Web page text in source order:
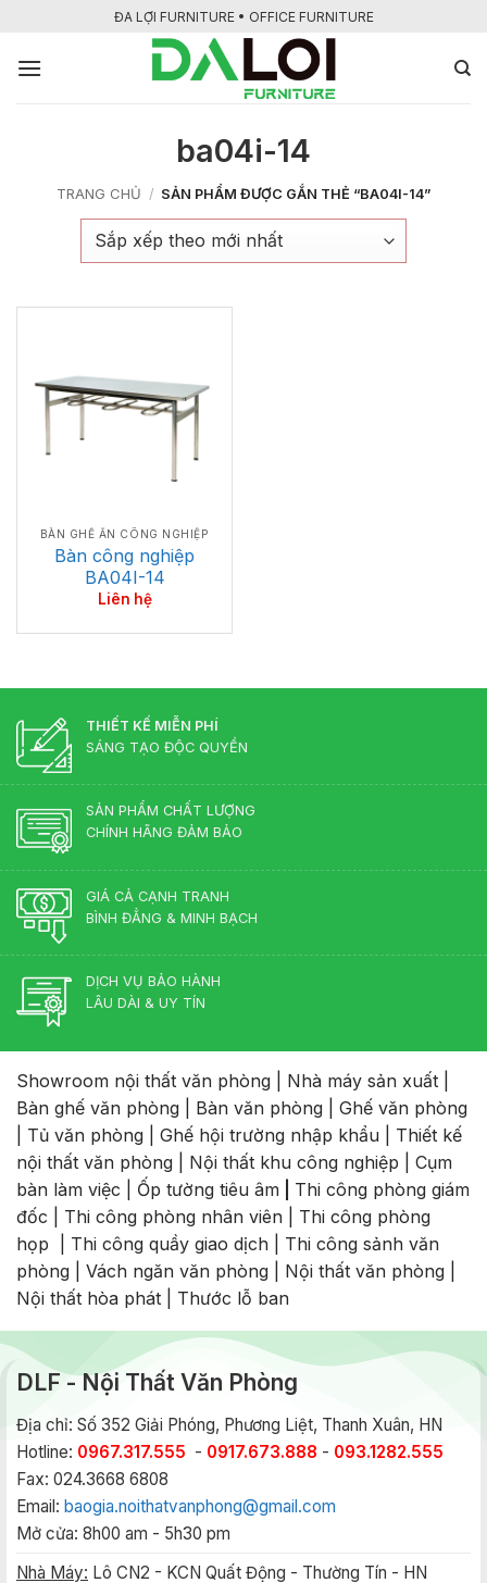
nội
ĐA LỢI FURNITURE • OFFICE FURNITURE
ba04i-14
TRANG CHỦ / SẢN PHẨM ĐƯỢC GẮN THẺ “BA04I-14”
BÀN GHẾ ĂN CÔNG NGHIỆP
Bàn công nghiệp
BA04I-14
Liên hệ
THIẾT KẾ MIỄN PHÍ
SÁNG TẠO ĐỘC QUYỀN
SẢN PHẨM CHẤT LƯỢNG
CHÍNH HÃNG ĐẢM BẢO
GIÁ CẢ CẠNH TRANH
BÌNH ĐẲNG & MINH BẠCH
DỊCH VỤ BẢO HÀNH
LÂU DÀI & UY TÍN
Showroom nội thất văn phòng Nhà máy sản xuất
Bàn ghế văn phòng
Bàn văn phòng
Ghế văn phòng
Tủ văn phòng Ghế hội trường nhập khẩu
Thiết kế
nội thất văn phòng
Nội thất khu công nghiệp
Cụm
bàn làm việc
Ốp tường tiêu âm
Thi công phòng giám
đốc
Thi công phòng nhân viên
Thi công phòng
họp
Thi công quầy giao dịch
Thi công sảnh văn
phòng
Vách ngăn văn phòng Nội thất văn phòng
Nội thất hòa phát
Thước lỗ ban
DLF - Nội Thất Văn Phòng
Địa chỉ: Số 352 Giải Phóng, Phương Liệt, Thanh Xuân, HN
Hotline: 0967.317.555 - 0917.673.888 - 093.1282.555
Fax: 024.3668 6808
Email: baogia.noithatvanphong@gmail.com
Mở cửa: 8h00 am - 5h30 pm
Nhà Máy: Lô CN2 - KCN Quất Động - Thường Tín - HN